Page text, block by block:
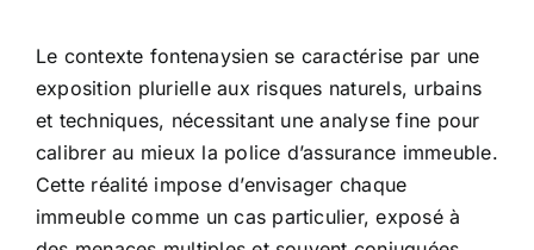
Le contexte fontenaysien se caractérise par une
exposition plurielle aux risques naturels, urbains
et techniques, nécessitant une analyse fine pour
calibrer au mieux la police d’assurance immeuble.
Cette réalité impose d’envisager chaque
immeuble comme un cas particulier, exposé à